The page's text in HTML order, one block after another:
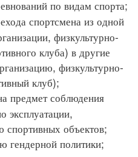
по видам спорта;
спортсмена из одной
физкультурно-
клуба) в другие
физкультурно-
клуб);
предмет соблюдения
эксплуатации,
спортивных объектов;
гендерной политики;